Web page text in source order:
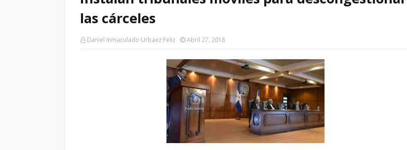
las cárceles
Daniel Inmaculado Urbaez Feliz Abril 27, 2018